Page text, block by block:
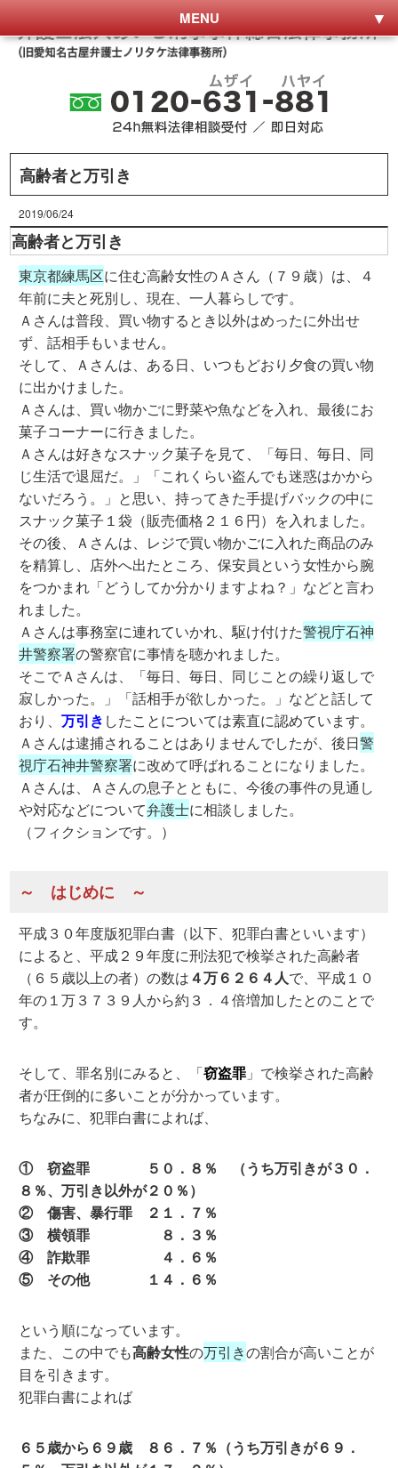
MENU
高齢者と万引き
2019/06/24
高齢者と万引き
東京都練馬区に住む高齢女性のＡさん（７９歳）は、４
年前に夫と死別し、現在、一人暮らしです。
Ａさんは普段、買い物するとき以外はめったに外出せ
ず、話相手もいません。
そして、Ａさんは、ある日、いつもどおり夕食の買い物
に出かけました。
Ａさんは、買い物かごに野菜や魚などを入れ、最後にお
菓子コーナーに行きました。
Ａさんは好きなスナック菓子を見て、「毎日、毎日、同
じ生活で退屈だ。」「これくらい盗んでも迷惑はかから
ないだろう。」と思い、持ってきた手提げバックの中に
スナック菓子１袋（販売価格２１６円）を入れました。
その後、Ａさんは、レジで買い物かごに入れた商品のみ
を精算し、店外へ出たところ、保安員という女性から腕
をつかまれ「どうしてか分かりますよね？」などと言わ
れました。
Ａさんは事務室に連れていかれ、駆け付けた警視庁石神
井警察署の警察官に事情を聴かれました。
そこでＡさんは、「毎日、毎日、同じことの繰り返しで
寂しかった。」「話相手が欲しかった。」などと話して
おり、万引き したことについては素直に認めています。
Ａさんは逮捕されることはありませんでしたが、後日警
視庁石神井警察署に改めて呼ばれることになりました。
Ａさんは、Ａさんの息子とともに、今後の事件の見通し
や対応などについて弁護士に相談しました。
（フィクションです。）
～ はじめに ～
平成３０年度版犯罪白書（以下、犯罪白書といいます）
によると、平成２９年度に刑法犯で検挙された高齢者
（６５歳以上の者）の数は４万６２６４人で、平成１０
年の１万３７３９人から約３．４倍増加したとのことで
す。
そして、罪名別にみると、「窃盗罪 」で検挙された高齢
者が圧倒的に多いことが分かっています。
ちなみに、犯罪白書によれば、
① 窃盗罪 ５０．８％ （うち万引きが３０．
８％、万引き以外が２０％）
② 傷害、暴行罪 ２１．７％
③ 横領罪 ８．３％
④ 詐欺罪 ４．６％
⑤ その他 １４．６％
という順になっています。
また、この中でも高齢女性の万引きの割合が高いことが
目を引きます。
犯罪白書によれば
６５歳から６９歳 ８６．７％（うち万引きが６９．